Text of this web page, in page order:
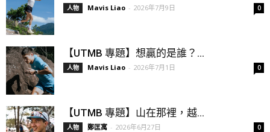
人物 Mavis Liao - 2026年7月9日 0
【UTMB 專題】想贏的是誰？...
人物 Mavis Liao - 2026年7月1日 0
【UTMB 專題】山在那裡，越...
人物 鄭匡寓 - 2026年6月27日 0